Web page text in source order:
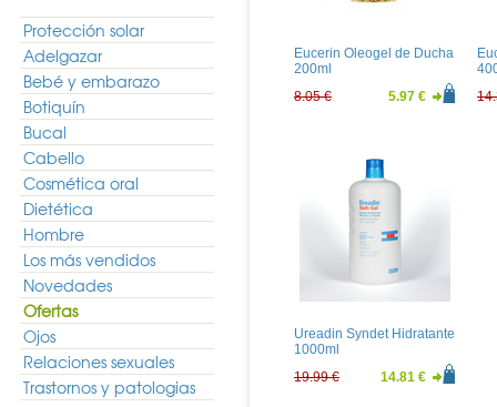
Protección solar
Adelgazar
Bebé y embarazo
Botiquín
Bucal
Cabello
Cosmética oral
Dietética
Hombre
Los más vendidos
Novedades
Ofertas
Ojos
Relaciones sexuales
Trastornos y patologias
Eucerin Oleogel de Ducha
200ml
8.05 €
5.97 €
Ureadin Syndet Hidratante
1000ml
19.99 €
14.81 €